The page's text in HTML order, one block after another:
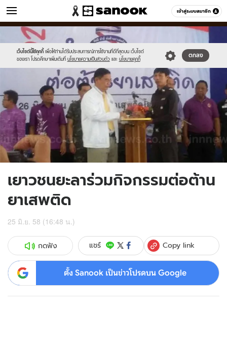
เข้าสู่ระบบสมาชิก
ข่าว หมวดอื่นๆ
เว็บไซต์นี้ใช้คุกกี้ เพื่อให้ท่านได้รับประสบการณ์การใช้งานที่ดีที่สุดบน เว็บไซต์
ของเรา โปรดศึกษาเพิ่มเติมที่ นโยบายความเป็นส่วนตัว และ นโยบายคุกกี้
ตกลง
Sanook
//s.isanook.com/sr/0/images/logo-
new-
sanook.png
//s.isanook.com/ns/0/ud/363/1818695/627457-
01.jpg
เยาวชนยะลาร่วมกิจกรรมต่อต้าน
ยาเสพติด
25 มิ.ย. 58 (16:48 น.)
กดฟัง แชร์ Copy link
ตั้ง Sanook เป็นข่าวโปรดบน Google